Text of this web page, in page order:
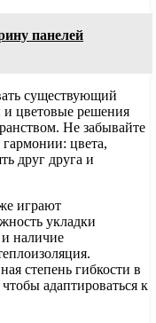
панелей
существующий
и цветовые решения
Не забывайте
цвета,
друг друга и
играют
укладки
наличие
степень гибкости в
адаптироваться к